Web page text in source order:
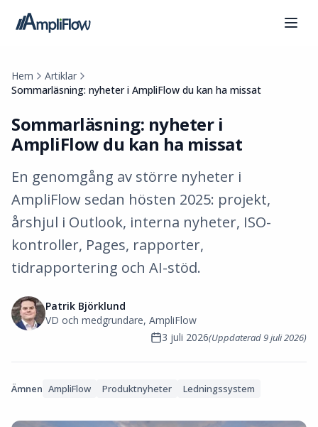
Hem
Artiklar
Sommarläsning: nyheter i AmpliFlow du kan ha missat
Sommarläsning: nyheter i
AmpliFlow du kan ha missat
En genomgång av större nyheter i
AmpliFlow sedan hösten 2025: projekt,
årshjul i Outlook, interna nyheter, ISO-
kontroller, Pages, rapporter,
tidrapportering och AI-stöd.
Patrik Björklund
VD och medgrundare, AmpliFlow
3 juli 2026(Uppdaterad9 juli 2026)
Ämnen AmpliFlow Produktnyheter Ledningssystem